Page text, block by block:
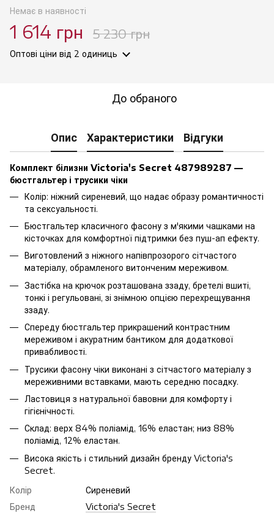
Немає в наявності
1 614 грн 5 230 грн
Оптові ціни від 2 одиниць
До обраного
Опис Характеристики Відгуки
Комплект білизни Victoria's Secret 487989287 —
бюстгальтер і трусики чіки
Колір: ніжний сиреневий, що надає образу романтичності
та сексуальності.
Бюстгальтер класичного фасону з м'якими чашками на
кісточках для комфортної підтримки без пуш-ап ефекту.
Виготовлений з ніжного напівпрозорого сітчастого
матеріалу, обрамленого витонченим мереживом.
Застібка на крючок розташована ззаду, бретелі вшиті,
тонкі і регульовані, зі знімною опцією перехрещування
ззаду.
Спереду бюстгальтер прикрашений контрастним
мереживом і акуратним бантиком для додаткової
привабливості.
Трусики фасону чіки виконані з сітчастого матеріалу з
мереживними вставками, мають середню посадку.
Ластовиця з натуральної бавовни для комфорту і
гігієнічності.
Склад: верх 84% поліамід, 16% еластан; низ 88%
поліамід, 12% еластан.
Висока якість і стильний дизайн бренду Victoria's
Secret.
Колір
Сиреневий
Бренд
Victoria's Secret